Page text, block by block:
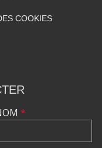
COOKIES
*